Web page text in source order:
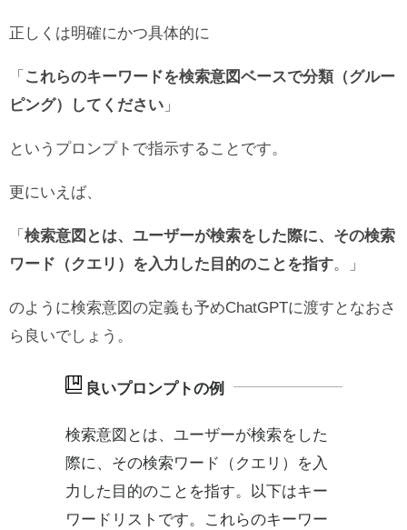
正しくは明確にかつ具体的に
「 これらのキーワードを検索意図ベースで分類（グルー
ピング）してください 」
というプロンプトで指示することです。
更にいえば、
「 検索意図とは、ユーザーが検索をした際に、その検索
ワード（クエリ）を入力した目的のことを指す。」
のように検索意図の定義も予めChatGPTに渡すとなおさ
ら良いでしょう。
検索意図とは、ユーザーが検索をした
際に、その検索ワード（クエリ）を入
力した目的のことを指す。以下はキー
ワードリストです。これらのキーワー